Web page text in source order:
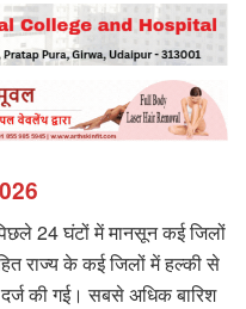
24 घंटों में मानसून कई जिलों
राज्य के कई जिलों में हल्की से
की गई। सबसे अधिक बारिश